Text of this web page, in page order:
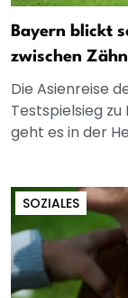
Bayern blickt
zwischen
Die Asienreise
Testspielsieg
geht es in der
SOZIALES